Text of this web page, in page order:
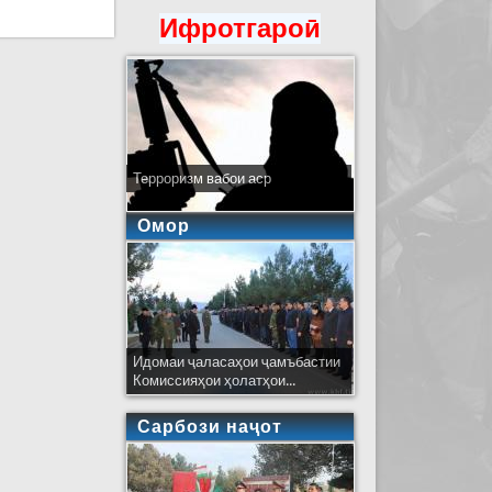
Ифротгароӣ
Терроризм вабои аср
Омор
Идомаи ҷаласаҳои ҷамъбастии
Комиссияҳои ҳолатҳои...
Сарбози наҷот